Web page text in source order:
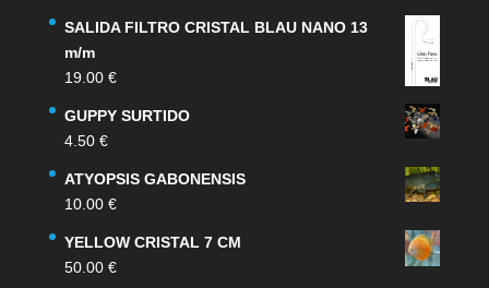
SALIDA FILTRO CRISTAL BLAU NANO 13
m/m
19.00 €
GUPPY SURTIDO
4.50 €
ATYOPSIS GABONENSIS
10.00 €
YELLOW CRISTAL 7 CM
50.00 €